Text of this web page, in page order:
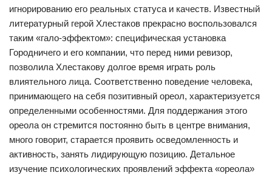
игнорированию его реальных статуса и качеств. Известный
литературный герой Хлестаков прекрасно воспользовался
таким «гало-эффектом»: специфическая установка
Городничего и его компании, что перед ними ревизор,
позволила Хлестакову долгое время играть роль
влиятельного лица. Соответственно поведение человека,
принимающего на себя позитивный ореол, характеризуется
определенными особенностями. Для поддержания этого
ореола он стремится постоянно быть в центре внимания,
много говорит, старается проявить осведомленность и
активность, занять лидирующую позицию. Детальное
изучение психологических проявлений эффекта «ореола»